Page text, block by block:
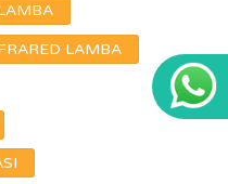
LAMBA